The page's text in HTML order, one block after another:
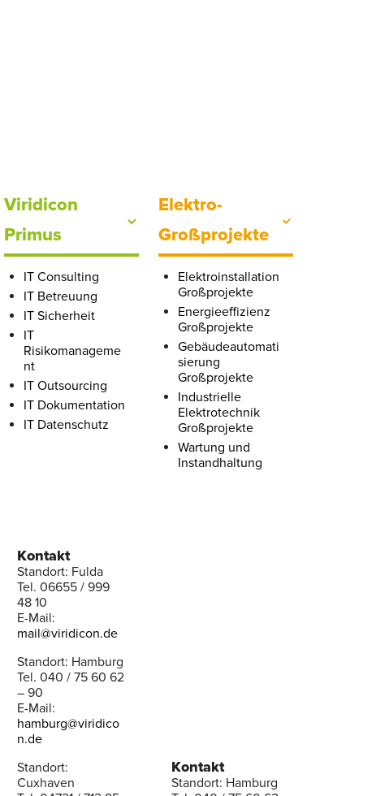
Viridicon
Primus
IT Consulting
IT Betreuung
IT Sicherheit
IT
Risikomanageme
nt
IT Outsourcing
IT Dokumentation
IT Datenschutz
Kontakt
Standort: Fulda
Tel. 06655 / 999
48 10
E-Mail:
mail@viridicon.de
Standort: Hamburg
Tel. 040 / 75 60 62
– 90
E-Mail:
hamburg@viridico
n.de
Standort:
Cuxhaven
Elektro-
Großprojekte
Elektroinstallation
Großprojekte
Energieeffizienz
Großprojekte
Gebäudeautomati
sierung
Großprojekte
Industrielle
Elektrotechnik
Großprojekte
Wartung und
Instandhaltung
Kontakt
Standort: Hamburg